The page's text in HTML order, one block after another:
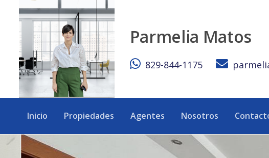
Parmelia Matos
829-844-1175
Inicio Propiedades Agentes Nosotros
Casa en alquiler en Los Jardines de Isabela, Santo Domingo | Cerca